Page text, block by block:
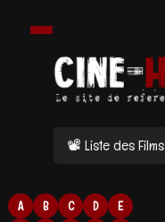
📽 Liste des Films
A B C D
E